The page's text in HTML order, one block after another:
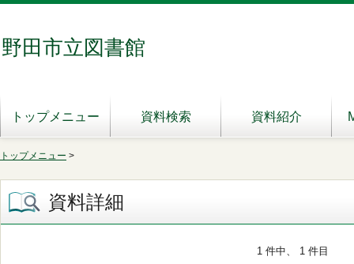
野田市立図書館
トップメニュー 資料検索 資料紹介
トップメニュー >
資料詳細
1 件中、 1 件目